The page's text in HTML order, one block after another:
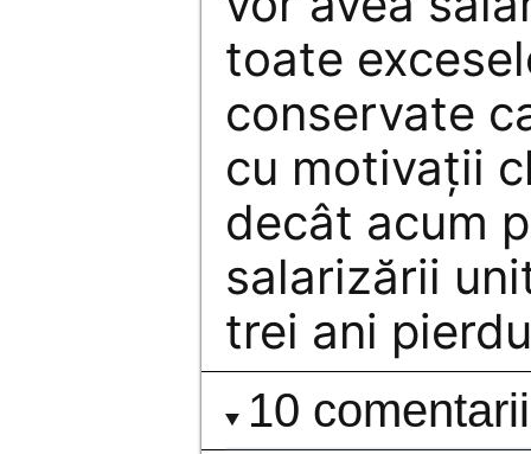
toate
conservate
cu motivaţii
decât acum
salarizării
trei ani
10 comentarii